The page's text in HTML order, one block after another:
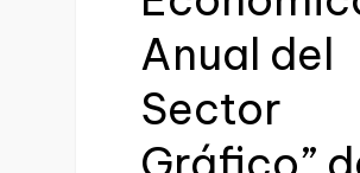
Anual del
Sector